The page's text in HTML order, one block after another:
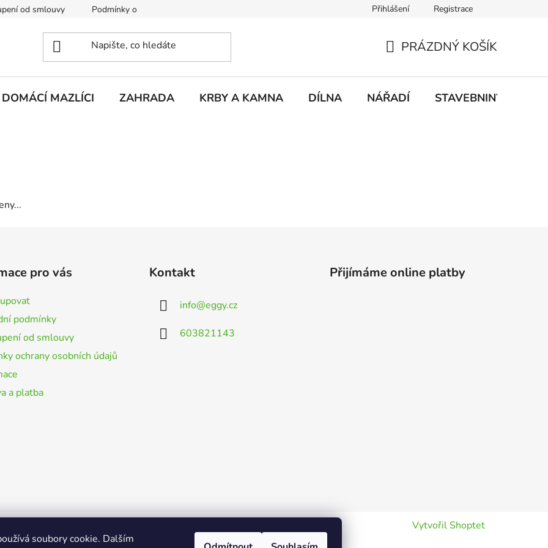
soubory cookie. Dalším
od smlouvy Podmínky ochrany osobních údajů Doprava a platbaPřihlášení Registrace
KOŠÍK
PRÁZDNÝ KOŠÍK
DOMÁCÍ MAZLÍCI ZAHRADA KRBY A KAMNA DÍLNA NÁŘADÍ STAVEBNINY
pro vás
podmínky
od smlouvy
ochrany osobních údajů
a platba
Kontakt
info@eggy.cz
603821143
Přijímáme online platby
Vytvořil Shoptet